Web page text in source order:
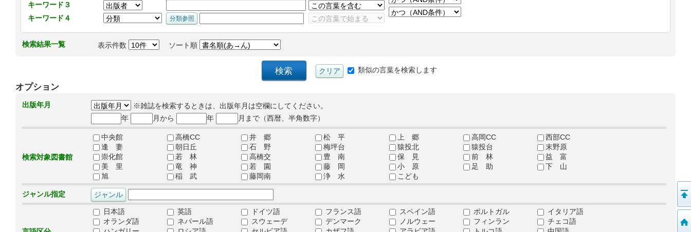
キーワード３
キーワード４
検索結果一覧 表示件数 ソート順
類似の言葉を検索します
オプション
出版年月
※雑誌を検索するときは、出版年月は空欄にしてください。
年
月から 年 月まで（西暦、半角数字）
検索対象図書館
中央館 高橋CC 井 郷 松 平 上 郷 高岡CC
西部CC
逢 妻
朝日丘 石 野 梅坪台 猿投北 猿投台
末野原
崇化館
若 林 高橋交 豊 南 保 見 前 林
益 富
美 里
竜 神 若 園 藤 岡 小 原 足 助
下 山
旭
稲 武 藤岡南 浄 水 こども
ジャンル指定
日本語 英語 ドイツ語 フランス語 スペイン語 ポルトガル
イタリア語
オランダ語
ネパール語 スウェーデ デンマーク ノルウェー フィンラン
チェコ語